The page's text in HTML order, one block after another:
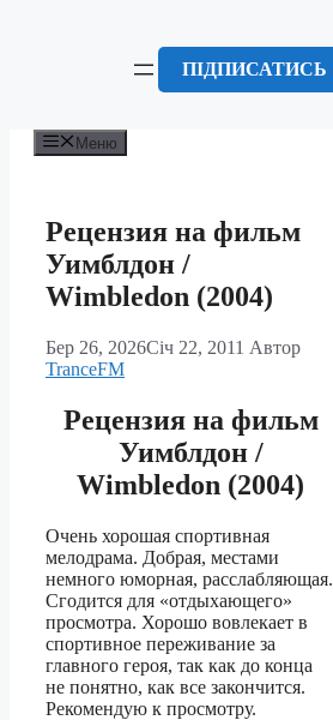
ПІДПИСАТИСЬ
Меню
Рецензия на фильм
Уимблдон /
Wimbledon (2004)
Бер 26, 2026Січ 22, 2011 Автор
TranceFM
Рецензия на фильм
Уимблдон /
Wimbledon (2004)
Очень хорошая спортивная
мелодрама. Добрая, местами
немного юморная, расслабляющая.
Сгодится для «отдыхающего»
просмотра. Хорошо вовлекает в
спортивное переживание за
главного героя, так как до конца
не понятно, как все закончится.
Рекомендую к просмотру.